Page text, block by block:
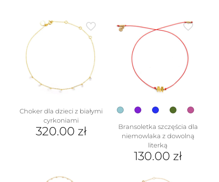
Choker dla dzieci z białymi
cyrkoniami
320.00 zł
Bransoletka szczęścia dla
niemowlaka z dowolną
literką
130.00 zł
produkt